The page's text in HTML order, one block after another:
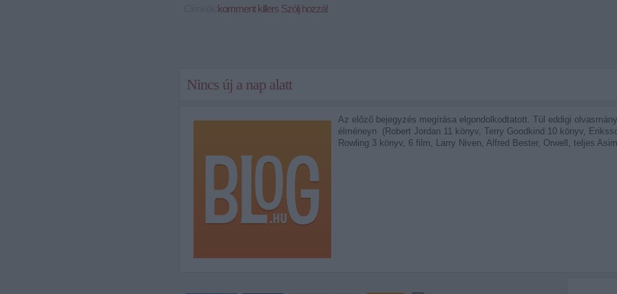
komment killers Szólj hozzá!
Nincs új a nap alatt
Az előző bejegyzés megírása elgondolkodtatott. Túl eddigi
élméneyn (Robert Jordan 11 könyv, Terry Goodkind 10 könyv,
Rowling 3 könyv, 6 film, Larry Niven, Alfred Bester, Orwell, teljes